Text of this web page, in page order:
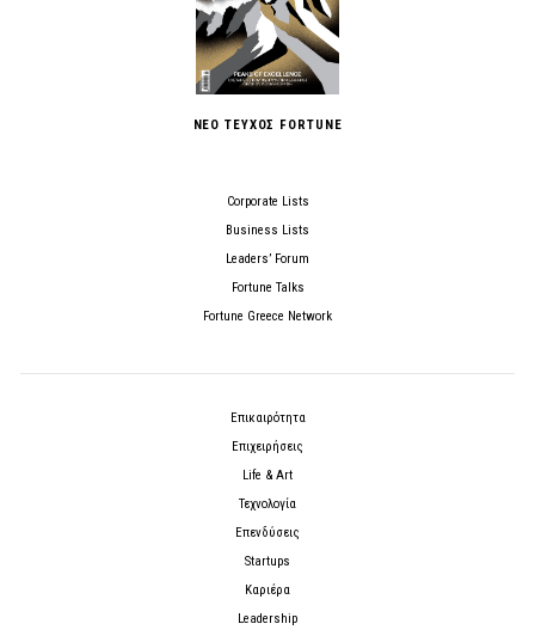
ΝΕΟ ΤΕΥΧΟΣ FORTUNE
Corporate Lists
Business Lists
Leaders’ Forum
Fortune Talks
Fortune Greece Network
Επικαιρότητα
Επιχειρήσεις
Life & Art
Τεχνολογία
Επενδύσεις
Startups
Καριέρα
Leadership